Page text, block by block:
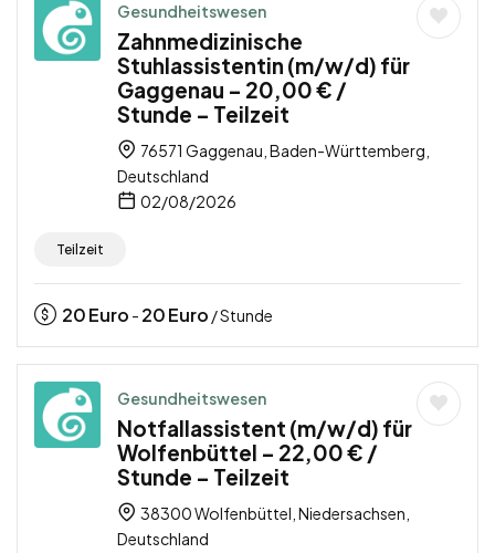
Gesundheitswesen
Zahnmedizinische
Stuhlassistentin (m/w/d) für
Gaggenau – 20,00 € /
Stunde – Teilzeit
76571 Gaggenau, Baden-Württemberg,
Deutschland
02/08/2026
Teilzeit
20Euro - 20Euro / Stunde
Gesundheitswesen
Notfallassistent (m/w/d) für
Wolfenbüttel – 22,00 € /
Stunde – Teilzeit
38300 Wolfenbüttel, Niedersachsen,
Deutschland